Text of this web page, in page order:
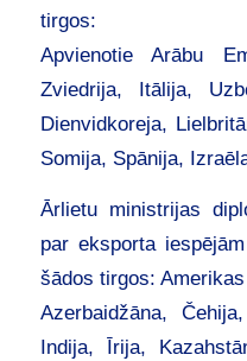
tirgos:
Apvienotie Arābu
Zviedrija, Itālija,
Dienvidkoreja,
Somija, Spānija,
Ārlietu ministrijas
par eksporta
šādos tirgos:
Azerbaidžāna,
Indija, Īrija,